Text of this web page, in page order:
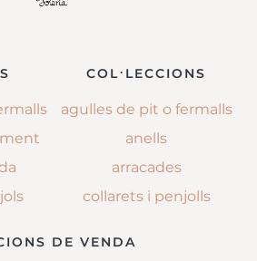
COL·LECCIONS
agulles de pit o fermalls
anells
arracades
collarets i penjolls
DE VENDA